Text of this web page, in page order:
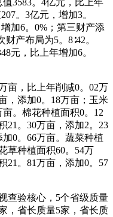
3583。4亿元，比上年
。3亿元，增加3。
加6。0%；第三财产添
产布局为5。8∶42。
元，比上年增加6。
，比上年削减0。02万
，添加0。18万亩；玉米
。棉花种植面积0。12
21。30万亩，添加2。23
0。66万亩。蔬菜种植
草种植面积60。54万
21。81万亩，添加0。57
验核心，5个省级质量
，省长质量5家，省长质